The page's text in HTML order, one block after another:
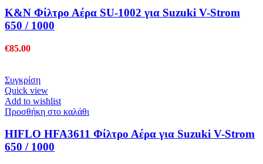
K&N Φίλτρο Αέρα SU-1002 για Suzuki V-Strom
650 / 1000
€85.00
Συγκρίση
Quick view
Add to wishlist
Προσθήκη στο καλάθι
HIFLO HFA3611 Φίλτρο Αέρα για Suzuki V-Strom
650 / 1000